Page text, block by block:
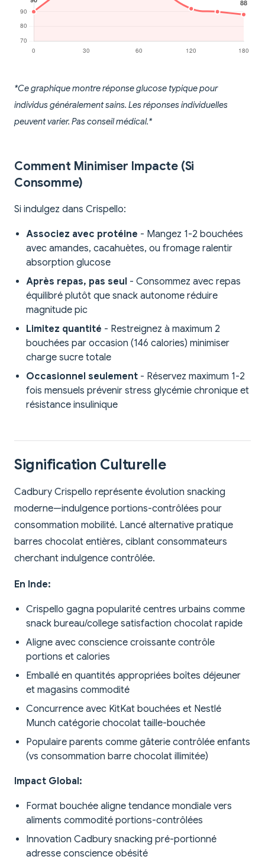
*Ce graphique montre réponse glucose typique pour
individus généralement sains. Les réponses individuelles
peuvent varier. Pas conseil médical.*
Comment Minimiser Impacte (Si
Consomme)
Si indulgez dans Crispello:
Associez avec protéine - Mangez 1-2 bouchées
avec amandes, cacahuètes, ou fromage ralentir
absorption glucose
Après repas, pas seul - Consommez avec repas
équilibré plutôt que snack autonome réduire
magnitude pic
Limitez quantité - Restreignez à maximum 2
bouchées par occasion (146 calories) minimiser
charge sucre totale
Occasionnel seulement - Réservez maximum 1-2
fois mensuels prévenir stress glycémie chronique et
résistance insulinique
Signification Culturelle
Cadbury Crispello représente évolution snacking
moderne—indulgence portions-contrôlées pour
consommation mobilité. Lancé alternative pratique
barres chocolat entières, ciblant consommateurs
cherchant indulgence contrôlée.
En Inde:
Crispello gagna popularité centres urbains comme
snack bureau/college satisfaction chocolat rapide
Aligne avec conscience croissante contrôle
portions et calories
Emballé en quantités appropriées boîtes déjeuner
et magasins commodité
Concurrence avec KitKat bouchées et Nestlé
Munch catégorie chocolat taille-bouchée
Populaire parents comme gâterie contrôlée enfants
(vs consommation barre chocolat illimitée)
Impact Global:
Format bouchée aligne tendance mondiale vers
aliments commodité portions-contrôlées
Innovation Cadbury snacking pré-portionné
adresse conscience obésité